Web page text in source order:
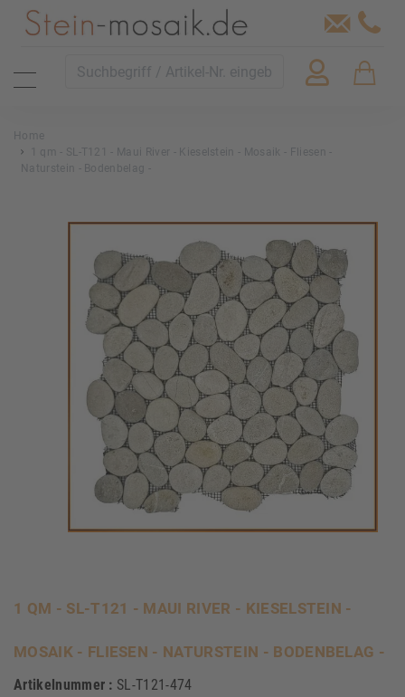
Home
1 qm - SL-T121 - Maui River - Kieselstein - Mosaik - Fliesen -
Naturstein - Bodenbelag -
1 QM - SL-T121 - MAUI RIVER - KIESELSTEIN -
MOSAIK - FLIESEN - NATURSTEIN - BODENBELAG -
Artikelnummer : SL-T121-474